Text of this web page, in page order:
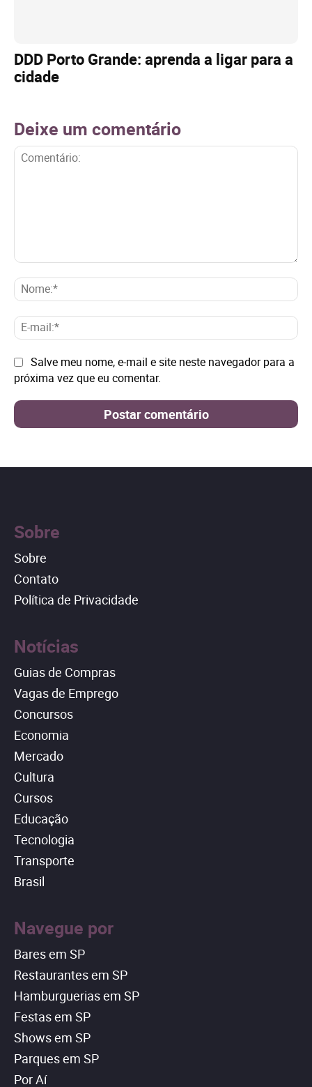
DDD Porto Grande: aprenda a ligar para a
cidade
Deixe um comentário
E-
Site: Salve meu nome, e-mail e site neste navegador para a
próxima vez que eu comentar.
Sobre
Sobre
Contato
Política de Privacidade
Notícias
Guias de Compras
Vagas de Emprego
Concursos
Economia
Mercado
Cultura
Cursos
Educação
Tecnologia
Transporte
Brasil
Navegue por
Bares em SP
Restaurantes em SP
Hamburguerias em SP
Festas em SP
Shows em SP
Parques em SP
Por Aí